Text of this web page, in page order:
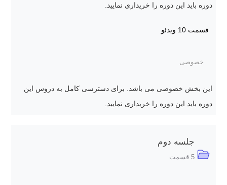
دوره باید این دوره را خریداری نمایید.
قسمت 10 ویدئو
خصوصی
این بخش خصوصی می باشد. برای دسترسی کامل به دروس این
دوره باید این دوره را خریداری نمایید.
جلسه دوم
5 قسمت